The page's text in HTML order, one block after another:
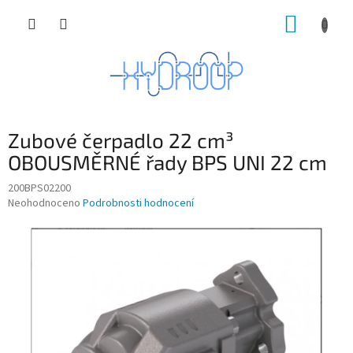
Zubové čerpadlo 22 cm³
OBOUSMĚRNÉ řady BPS UNI 22 cm
200BPS02200
Průměrné
produktu
Neohodnoceno Podrobnosti hodnocení